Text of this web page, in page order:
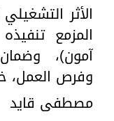
الأثر
المزمع
آمون)،
وفرص العمل،
مصطفى قايد